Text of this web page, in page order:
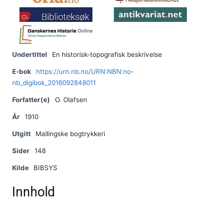
Undertittel En historisk-topografisk beskrivelse
E-bok
https://urn.nb.no/URN:NBN:no-
nb_digibok_2016092848011
Forfatter(e) O. Olafsen
År 1910
Utgitt Mallingske bogtrykkeri
Sider 148
Kilde BIBSYS
Innhold